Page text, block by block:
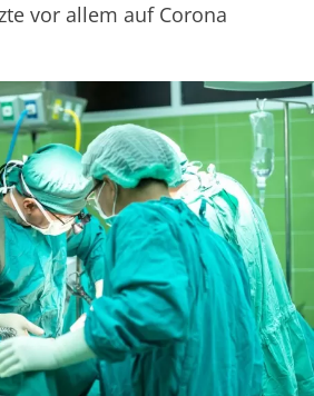
vor allem auf Corona